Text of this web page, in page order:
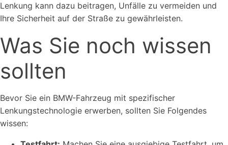
Lenkung kann dazu beitragen, Unfälle zu vermeiden und
Ihre Sicherheit auf der Straße zu gewährleisten.
Was Sie noch wissen
sollten
Bevor Sie ein BMW-Fahrzeug mit spezifischer
Lenkungstechnologie erwerben, sollten Sie Folgendes
wissen: